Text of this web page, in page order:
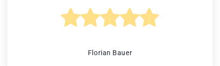
Florian Bauer